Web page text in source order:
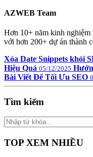
AZWEB Team
Hơn 10+ năm kinh
với hơn 200+ dự án thành
Xóa Date Snippets khỏi
Hiệu Quả 05/12/2025
Bài Viết Để Tối Ưu SEO
Tìm kiếm
TOP XEM NHIỀU